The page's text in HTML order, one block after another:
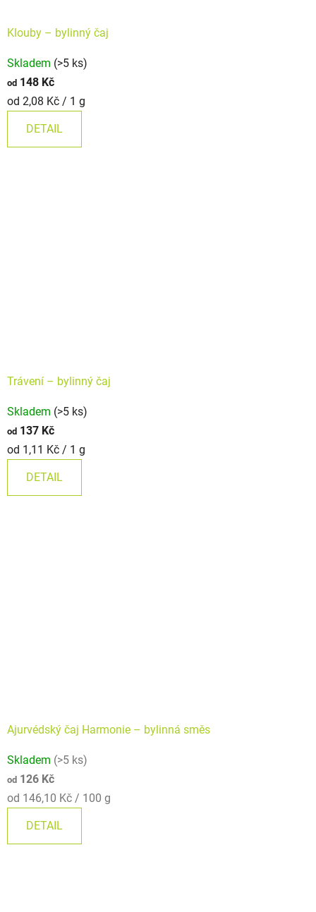
Klouby –⁠⁠⁠⁠⁠ bylinný čaj
hodnocení
produktu
je
z
Skladem (>5 ks)
od 148 Kč
Měrná
od 2,08 Kč / 1 g
DETAIL
Trávení –⁠⁠⁠⁠⁠ bylinný čaj
hodnocení
produktu
je
z
Skladem (>5 ks)
od 137 Kč
Měrná
od 1,11 Kč / 1 g
DETAIL
Ajurvédský čaj Harmonie – bylinná směs
Skladem (>5 ks)
od 126 Kč
Měrná
od 146,10 Kč / 100 g
DETAIL